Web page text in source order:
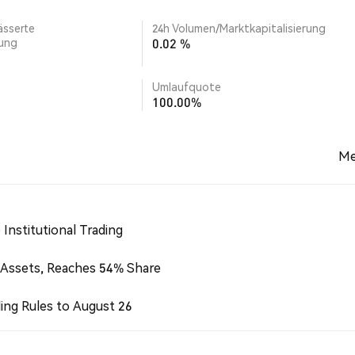
24h Volumen/Marktkapitalisierung
0.02 %
Umlaufquote
100.00%
Institutional Trading
Reaches 54% Share
Rules to August 26